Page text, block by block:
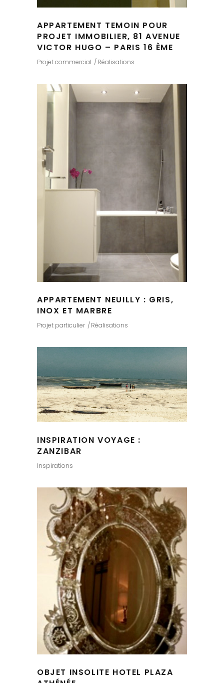
APPARTEMENT TEMOIN POUR
PROJET IMMOBILIER, 81 AVENUE
VICTOR HUGO – PARIS 16 ÈME
Projet commercial Réalisations
APPARTEMENT NEUILLY : GRIS,
INOX ET MARBRE
Projet particulier Réalisations
INSPIRATION VOYAGE :
ZANZIBAR
Inspirations
OBJET INSOLITE HOTEL PLAZA